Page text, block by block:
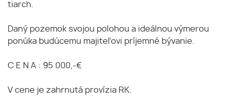
tiarch.
Daný pozemok svojou polohou a ideálnou výmerou
ponúka budúcemu majiteľovi príjemné bývanie.
C E N A : 95 000,-€
V cene je zahrnutá provízia RK.